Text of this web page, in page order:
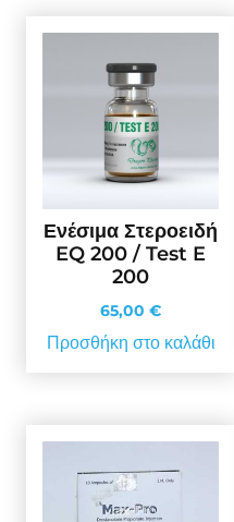
Ενέσιμα Στεροειδή
EQ 200 / Test E
200
65,00 €
Προσθήκη στο καλάθι